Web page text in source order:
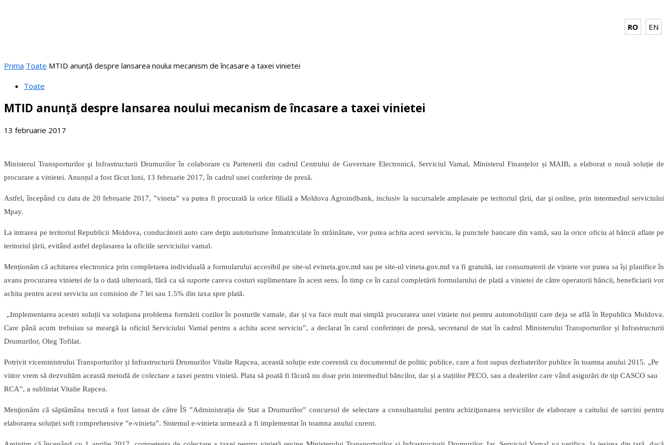
RO EN
Prima Toate MTID anunță despre lansarea noului mecanism de încasare a taxei vinietei
Toate
MTID anunță despre lansarea noului mecanism de încasare a taxei vinietei
13 februarie 2017
Ministerul Transporturilor şi Infrastructurii Drumurilor în colaborare cu Partenerii din cadrul Centrului de Guvernare Electronică, Serviciul Vamal, Ministerul Finanțelor și MAIB, a elaborat o nouă soluție de
procurare a vinietei. Anunțul a fost făcut luni, 13 februarie 2017, în cadrul unei conferințe de presă.
Astfel, începând cu data de 20 februarie 2017, ”vineta” va putea fi procurată la orice filială a Moldova Agroindbank, inclusiv la sucursalele amplasate pe teritoriul țării, dar şi online, prin intermediul serviciului
Mpay.
La intrarea pe teritoriul Republicii Moldova, conducătorii auto care deţin autoturisme înmatriculate în străinătate, vor putea achita acest serviciu, la punctele bancare din vamă, sau la orice oficiu al băncii aflate pe
teritoriul țării, evitând astfel deplasarea la oficiile serviciului vamal.
Menționăm că achitarea electronica prin completarea individuală a formularului accesibil pe site-ul evineta.gov.md sau pe site-ul vineta.gov.md va fi gratuită, iar consumatorii de viniete vor putea sa își planifice în
avans procurarea vinietei de la o dată ulterioară, fără ca să suporte careva costuri suplimentare în acest sens. În timp ce în cazul completării formularului de plată a vinietei de către operatorii băncii, beneficiarii vor
achita pentru acest serviciu un comision de 7 lei sau 1.5% din taxa spre plată.
„Implementarea acestei soluții va soluţiona problema formării cozilor în posturile vamale, dar și va face mult mai simplă procurarea unei viniete noi pentru automobiliștii care deja se află în Republica Moldova.
Care până acum trebuiau sa meargă la oficiul Serviciului Vamal pentru a achita acest serviciu”, a declarat în carul conferinței de presă, secretarul de stat în cadrul Ministerului Transporturilor și Infrastructurii
Drumurilor, Oleg Tofilat.
Potrivit viceministrului Transporturilor și Infrastructurii Drumurilor Vitalie Rapcea, această soluție este coerentă cu documentul de politic publice, care a fost supus dezbaterilor publice în toamna anului 2015. „Pe
viitor vrem să dezvoltăm această metodă de colectare a taxei pentru vinietă. Plata să poată fi făcută nu doar prin intermediul băncilor, dar și a stațiilor PECO, sau a dealerilor care vând asigurări de tip CASCO sau
RCA”, a subliniat Vitalie Rapcea.
Menţionăm că săptămâna trecută a fost lansat de către ÎS ”Administrația de Stat a Drumurilor” concursul de selectare a consultantului pentru achiziţionarea serviciilor de elaborare a caitului de sarcini pentru
elaborarea soluției soft comprehensive ”e-vinieta”. Sistemul e-vinieta urmează a fi implementat în toamna anului curent.